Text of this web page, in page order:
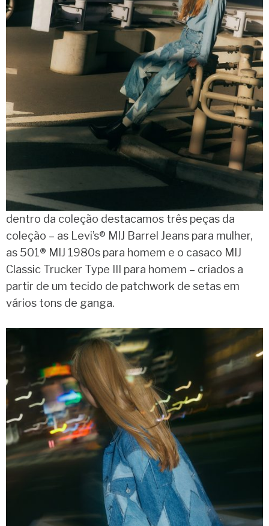
dentro da coleção destacamos três peças da
coleção – as Levi’s® MIJ Barrel Jeans para mulher,
as 501® MIJ 1980s para homem e o casaco MIJ
Classic Trucker Type III para homem – criados a
partir de um tecido de patchwork de setas em
vários tons de ganga.